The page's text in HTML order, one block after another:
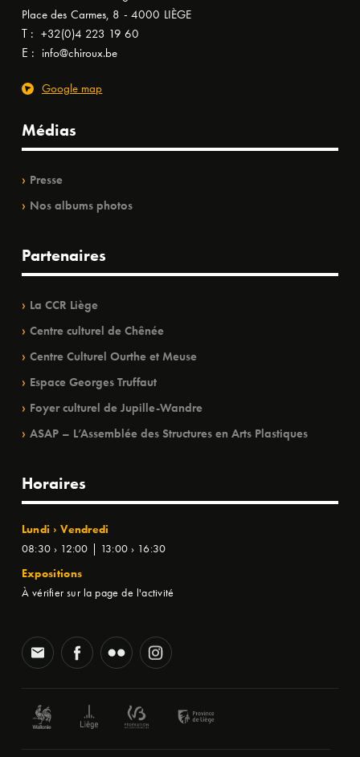
Place des Carmes, 8 - 4000 LIÈGE
T : +32(0)4 223 19 60
E : info@chiroux.be
Google map
Médias
Presse
Nos albums photos
Partenaires
La CCR Liège
Centre culturel de Chênée
Centre Culturel Ourthe et Meuse
Espace Georges Truffaut
Foyer culturel de Jupille-Wandre
ASAP – L’Assemblée des Structures en Arts Plastiques
Horaires
Lundi › Vendredi
08:30 › 12:00 | 13:00 › 16:30
Expositions
À vérifier sur la page de l'activité